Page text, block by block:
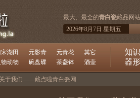
最大、最全的青白瓷藏品网站
2026年8月7日 星期五
湖田 元影青 元青花 其它
物动物 碗盘碟 茶盏钵 酒壶
知识
器形
关于我们——藏点啦青白瓷网